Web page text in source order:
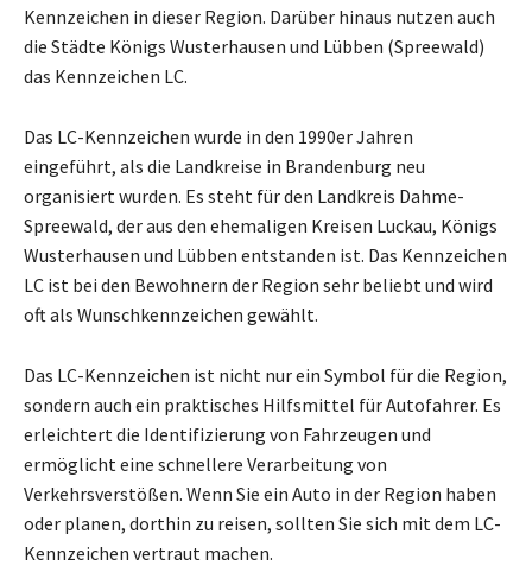
Kennzeichen in dieser Region. Darüber hinaus nutzen auch
die Städte Königs Wusterhausen und Lübben (Spreewald)
das Kennzeichen LC.
Das LC-Kennzeichen wurde in den 1990er Jahren
eingeführt, als die Landkreise in Brandenburg neu
organisiert wurden. Es steht für den Landkreis Dahme-
Spreewald, der aus den ehemaligen Kreisen Luckau, Königs
Wusterhausen und Lübben entstanden ist. Das Kennzeichen
LC ist bei den Bewohnern der Region sehr beliebt und wird
oft als Wunschkennzeichen gewählt.
Das LC-Kennzeichen ist nicht nur ein Symbol für die Region,
sondern auch ein praktisches Hilfsmittel für Autofahrer. Es
erleichtert die Identifizierung von Fahrzeugen und
ermöglicht eine schnellere Verarbeitung von
Verkehrsverstößen. Wenn Sie ein Auto in der Region haben
oder planen, dorthin zu reisen, sollten Sie sich mit dem LC-
Kennzeichen vertraut machen.